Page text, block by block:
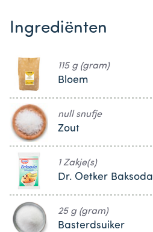
Ingrediënten
115 g (gram)
Bloem
null snufje
Zout
1 Zakje(s)
Dr. Oetker Baksoda
25 g (gram)
Basterdsuiker